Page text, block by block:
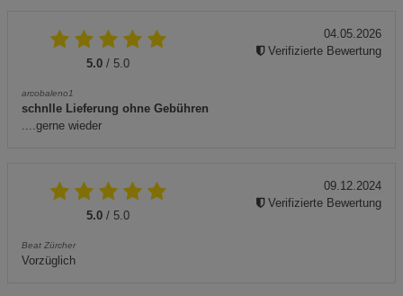
5.0 / 5.0
arcobaleno1
schnlle Lieferung ohne Gebühren
....gerne wieder
04.05.2026
Verifizierte Bewertung
5.0 / 5.0
Beat Zürcher
Vorzüglich
09.12.2024
Verifizierte Bewertung